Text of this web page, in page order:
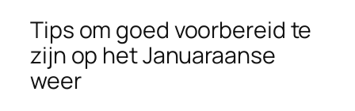
Tips om goed voorbereid te
zijn op het Januaraanse
weer